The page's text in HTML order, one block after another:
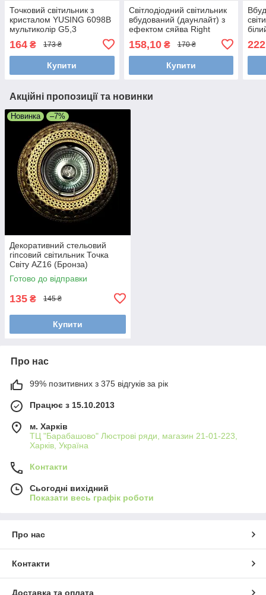
Точковий світильник з
кристалом YUSING 6098B
мультиколір G5,3
164 ₴ 173 ₴
Купити
Світлодіодний світильник
вбудований (даунлайт) з
ефектом сяйва Right
4000 К
158,10₴ 170 ₴
Купити
222
Акційні пропозиції та новинки
Новинка –7%
Декоративний стельовий
гіпсовий світильник Точка
Світу AZ16 (Бронза)
Готово до відправки
135 ₴ 145 ₴
Купити
Про нас
99% позитивних з 375 відгуків за рік
Працює з 15.10.2013
м. Харків
ТЦ "Барабашово" Люстрові ряди, магазин 21-01-223,
Харків, Україна
Контакти
Сьогодні вихідний
Показати весь графік роботи
Про нас
Контакти
Доставка та оплата